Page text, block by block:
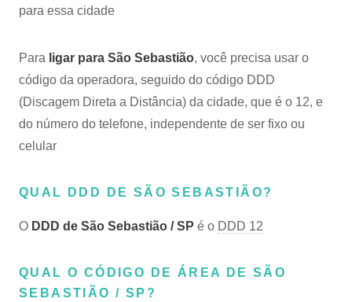
para essa cidade
Para ligar para São Sebastião, você precisa usar o
código da operadora, seguido do código DDD
(Discagem Direta a Distância) da cidade, que é o 12, e
do número do telefone, independente de ser fixo ou
celular
QUAL DDD DE SÃO SEBASTIÃO?
O DDD de São Sebastião / SP é o DDD 12
QUAL O CÓDIGO DE ÁREA DE SÃO
SEBASTIÃO / SP?